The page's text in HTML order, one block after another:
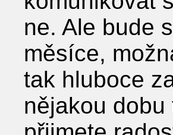
ne. Ale bude
měsíce,
tak hluboce
nějakou